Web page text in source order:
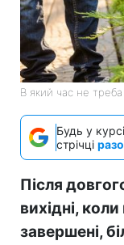
В який час не
Будь у
стрічці
Після
вихідні,
завершені,